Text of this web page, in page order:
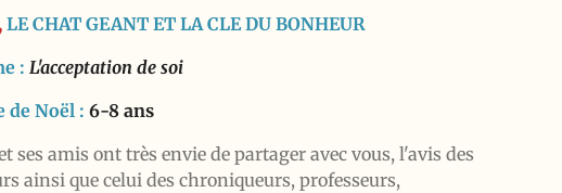
LE CHAT GEANT ET LA CLE DU BONHEUR
: L'acceptation de soi
de Noël : 6-8 ans
ses amis ont très envie de partager avec vous, l'avis des
ainsi que celui des chroniqueurs, professeurs,